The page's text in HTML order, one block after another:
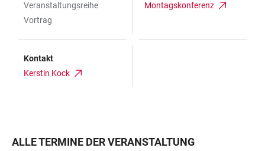
Veranstaltungsreihe
Vortrag
Montagskonferenz
Kontakt
Kerstin Kock
ALLE TERMINE DER VERANSTALTUNG